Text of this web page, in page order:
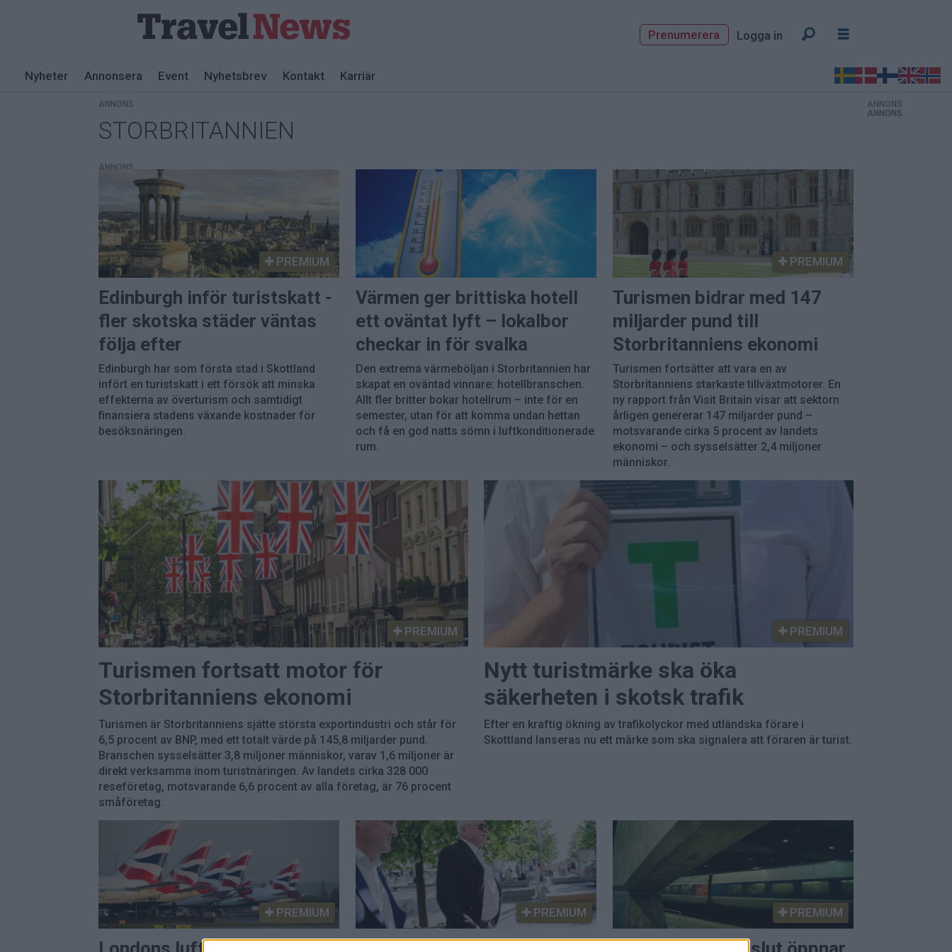
Prenumerera Logga in
Nyheter Annonsera Event Nyhetsbrev Kontakt Karriär
storbritannien
ANNONS
STORBRITANNIEN
ANNONS
PREMIUM
Edinburgh inför turistskatt -
fler skotska städer väntas
följa efter
Edinburgh har som första stad i Skottland
infört en turistskatt i ett försök att minska
effekterna av överturism och samtidigt
finansiera stadens växande kostnader för
besöksnäringen.
Värmen ger brittiska hotell
ett oväntat lyft – lokalbor
checkar in för svalka
Den extrema värmeböljan i Storbritannien har
skapat en oväntad vinnare: hotellbranschen.
Allt fler britter bokar hotellrum – inte för en
semester, utan för att komma undan hettan
och få en god natts sömn i luftkonditionerade
rum.
PREMIUM
Turismen bidrar med 147
miljarder pund till
Storbritanniens ekonomi
Turismen fortsätter att vara en av
Storbritanniens starkaste tillväxtmotorer. En
ny rapport från Visit Britain visar att sektorn
årligen genererar 147 miljarder pund –
motsvarande cirka 5 procent av landets
ekonomi – och sysselsätter 2,4 miljoner
människor.
PREMIUM
Turismen fortsatt motor för
Storbritanniens ekonomi
Turismen är Storbritanniens sjätte största exportindustri och står för
6,5 procent av BNP, med ett totalt värde på 145,8 miljarder pund.
Branschen sysselsätter 3,8 miljoner människor, varav 1,6 miljoner är
direkt verksamma inom turistnäringen. Av landets cirka 328 000
reseföretag, motsvarande 6,6 procent av alla företag, är 76 procent
småföretag.
PREMIUM
Nytt turistmärke ska öka
säkerheten i skotsk trafik
Efter en kraftig ökning av trafikolyckor med utländska förare i
Skottland lanseras nu ett märke som ska signalera att föraren är turist.
PREMIUM PREMIUM PREMIUM
ANNONS
ANNONS
ANNONS